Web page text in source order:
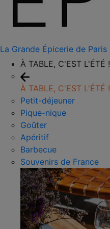
La Grande Épicerie de Paris
À TABLE, C'EST L'ÉTÉ !
À TABLE, C'EST L'ÉTÉ !
Petit-déjeuner
Pique-nique
Goûter
Apéritif
Barbecue
Souvenirs de France